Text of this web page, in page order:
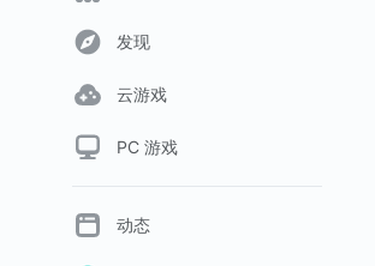
发现
云游戏
PC 游戏
动态